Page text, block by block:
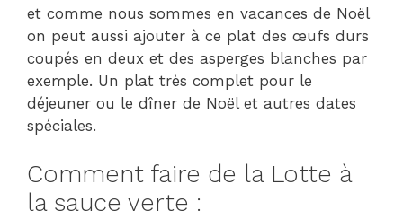
et comme nous sommes en vacances de Noël
on peut aussi ajouter à ce plat des œufs durs
coupés en deux et des asperges blanches par
exemple. Un plat très complet pour le
déjeuner ou le dîner de Noël et autres dates
spéciales.
Comment faire de la Lotte à
la sauce verte :